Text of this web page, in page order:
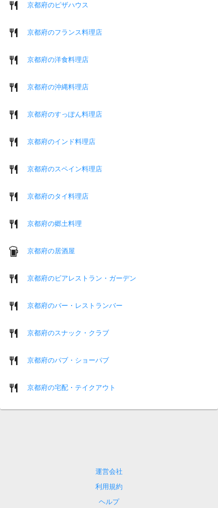
京都府のピザハウス
京都府のフランス料理店
京都府の洋食料理店
京都府の沖縄料理店
京都府のすっぽん料理店
京都府のインド料理店
京都府のスペイン料理店
京都府のタイ料理店
京都府の郷土料理
京都府の居酒屋
京都府のビアレストラン・ガーデン
京都府のバー・レストランバー
京都府のスナック・クラブ
京都府のパブ・ショーパブ
京都府の宅配・テイクアウト
運営会社
利用規約
ヘルプ